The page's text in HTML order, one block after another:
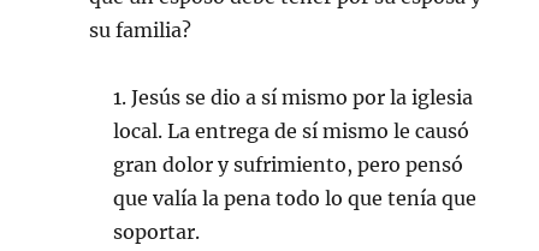
su familia?
1. Jesús se dio a sí mismo por la iglesia
local. La entrega de sí mismo le causó
gran dolor y sufrimiento, pero pensó
que valía la pena todo lo que tenía que
soportar.